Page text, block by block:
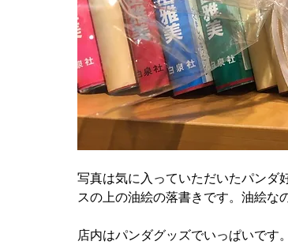
写真は気に入っていただいたパンダ
スの上の油絵の落書きです。油絵な
店内はパンダグッズでいっぱいです